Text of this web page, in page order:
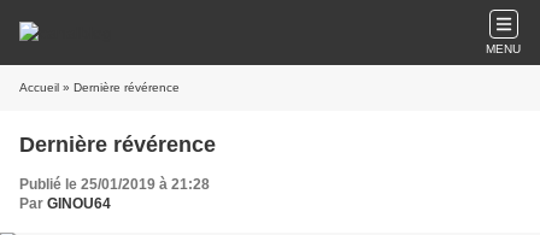
MENU
Accueil » Dernière révérence
Dernière révérence
Publié le 25/01/2019 à 21:28
Par GINOU64